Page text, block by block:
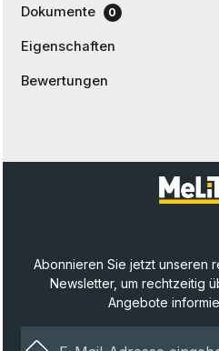
Dokumente 0
Eigenschaften
Bewertungen
Abonnieren Sie jetzt unseren
Newsletter, um rechtzeitig
Angebote